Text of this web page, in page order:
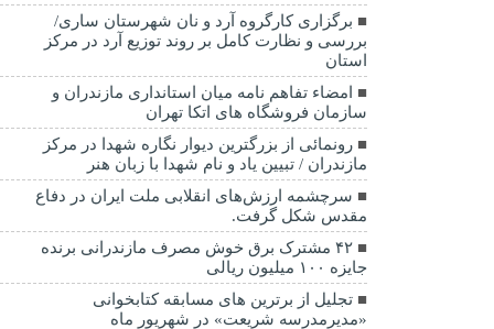
برگزاری کارگروه آرد و نان شهرستان ساری/
بررسی و نظارت کامل بر روند توزیع آرد در مرکز
استان
امضاء تفاهم نامه میان استانداری مازندران و
سازمان فروشگاه های اتکا تهران
رونمائی از بزرگترین دیوار نگاره شهدا در مرکز
مازندران / تبیین یاد و نام شهدا با زبان هنر
سرچشمه ارزش‌های انقلابی ملت ایران در دفاع
مقدس شکل گرفت.
۴۲ مشترک برق خوش مصرف مازندرانی برنده
جایزه ۱۰۰ میلیون ریالی
تجلیل از برترین های مسابقه کتابخوانی
«مدیرمدرسه شریعت» در شهریور ماه